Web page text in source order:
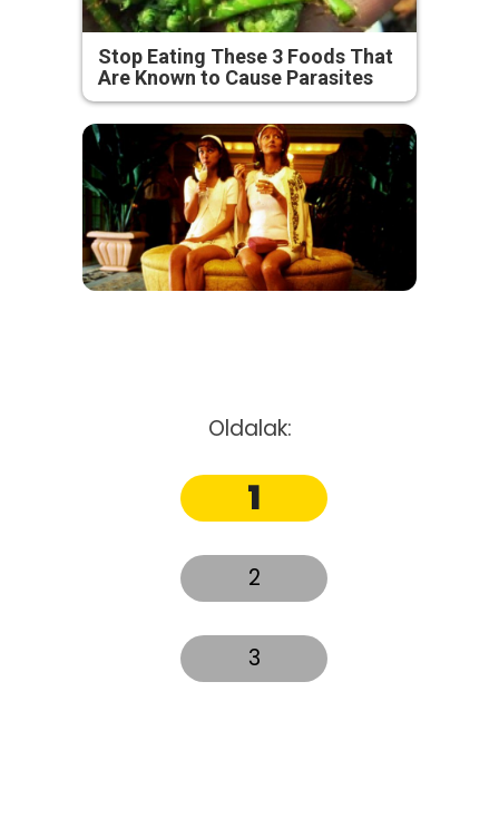
Stop Eating These 3 Foods That
Are Known to Cause Parasites
Oldalak:
1
2
3